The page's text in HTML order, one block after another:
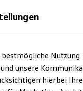
Nutzung
unsere
hierbei Ihre